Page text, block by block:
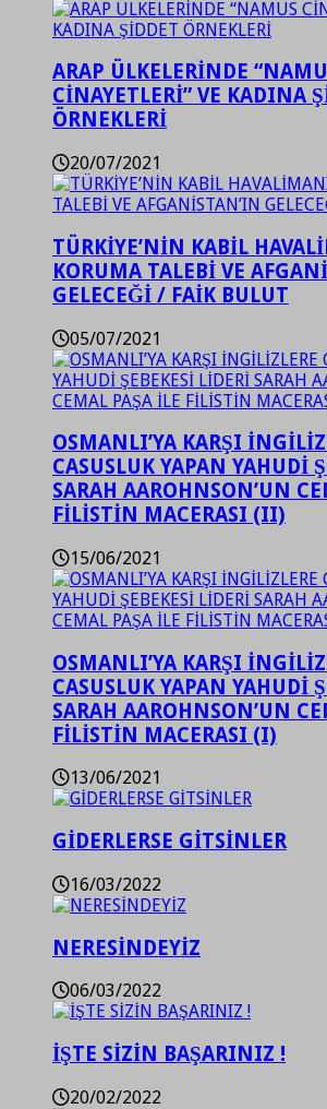
ARAP ÜLKELERİNDE
CİNAYETLERİ” VE KADINA
ÖRNEKLERİ
20/07/2021
TÜRKİYE’NİN KABİL
KORUMA TALEBİ VE
GELECEĞİ / FAİK BULUT
05/07/2021
OSMANLI’YA KARŞI
CASUSLUK YAPAN YAHUDİ
SARAH AAROHNSON’UN
FİLİSTİN MACERASI (II)
15/06/2021
OSMANLI’YA KARŞI
CASUSLUK YAPAN YAHUDİ
SARAH AAROHNSON’UN
FİLİSTİN MACERASI (I)
13/06/2021
GİDERLERSE GİTSİNLER
16/03/2022
NERESİNDEYİZ
06/03/2022
İŞTE SİZİN BAŞARINIZ !
20/02/2022